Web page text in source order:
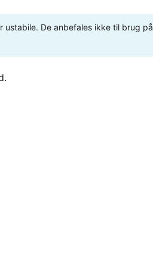
De anbefales ikke til brug på